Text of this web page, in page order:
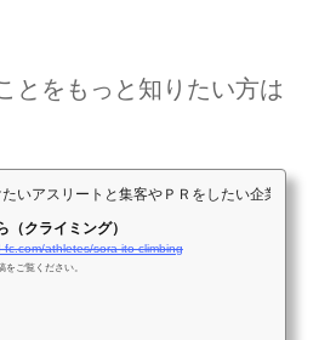
とをもっと知りたい方は
いアスリートと集客やＰＲをしたい企業が出会
（クライミング）
fc.com/athletes/sora-ito-climbing
をご覧ください。